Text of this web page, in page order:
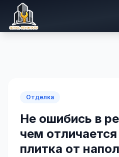
Отделка
Не ошибись в
чем
плитка от